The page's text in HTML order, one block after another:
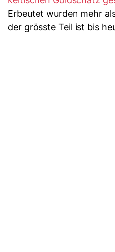
Erbeutet wurden mehr
der grösste Teil ist bis